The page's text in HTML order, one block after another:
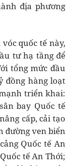
địa phương
quốc tế này,
tư hạ tầng để
tổng mức đầu
đồng hàng loạt
triển khai:
bay Quốc tế
cấp, cải tạo
đường ven biển
Quốc tế An
tế An Thới;